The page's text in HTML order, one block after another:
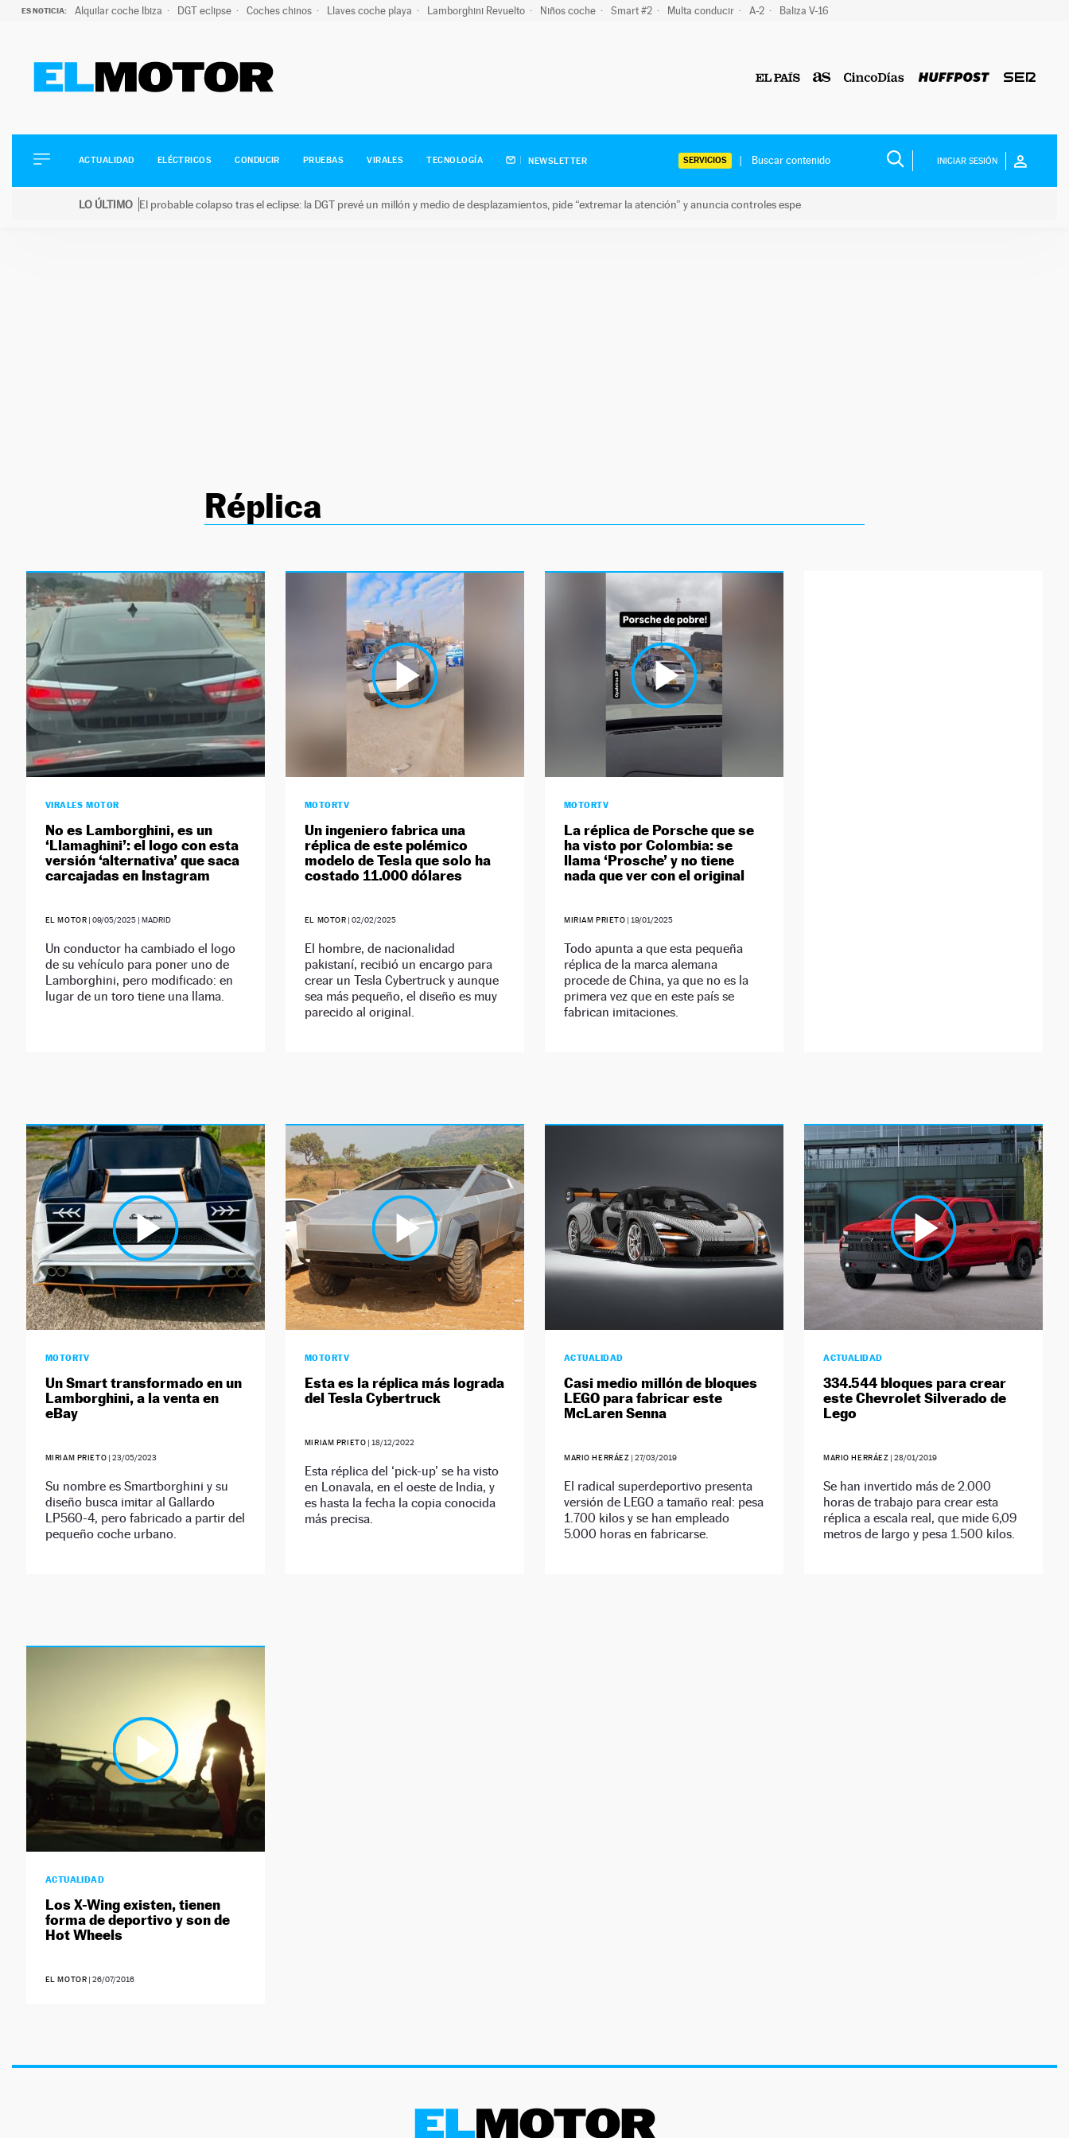
ES NOTICIA: Alquilar coche Ibiza DGT eclipse Coches chinos Llaves coche playa Lamborghini Revuelto Niños coche Smart #2 Multa conducir A-2 Baliza V-16
ELÉCTRICOS
CONDUCIR
ACTUALIDAD ELÉCTRICOS CONDUCIR PRUEBAS VIRALES TECNOLOGÍA NEWSLETTER SERVICIOS INICIAR SESIÓN
LO ÚLTIMO El probable colapso tras el eclipse: la DGT prevé un millón y medio de desplazamientos, pide “extremar la atención” y anuncia controles espe
Réplica
VIRALES MOTOR
No es Lamborghini, es un
‘Llamaghini’: el logo con esta
versión ‘alternativa’ que saca
carcajadas en Instagram
EL MOTOR |09/05/2025 | MADRID
Un conductor ha cambiado el logo
de su vehículo para poner uno de
Lamborghini, pero modificado: en
lugar de un toro tiene una llama.
MOTORTV
Un ingeniero fabrica una
réplica de este polémico
modelo de Tesla que solo ha
costado 11.000 dólares
EL MOTOR |02/02/2025
El hombre, de nacionalidad
pakistaní, recibió un encargo para
crear un Tesla Cybertruck y aunque
sea más pequeño, el diseño es muy
parecido al original.
MOTORTV
La réplica de Porsche que se
ha visto por Colombia: se
llama ‘Prosche’ y no tiene
nada que ver con el original
MIRIAM PRIETO | 19/01/2025
Todo apunta a que esta pequeña
réplica de la marca alemana
procede de China, ya que no es la
primera vez que en este país se
fabrican imitaciones.
MOTORTV
Un Smart transformado en un
Lamborghini, a la venta en
eBay
MIRIAM PRIETO |23/05/2023
Su nombre es Smartborghini y su
diseño busca imitar al Gallardo
LP560-4, pero fabricado a partir del
pequeño coche urbano.
MOTORTV
Esta es la réplica más lograda
del Tesla Cybertruck
MIRIAM PRIETO | 18/12/2022
Esta réplica del ‘pick-up’ se ha visto
en Lonavala, en el oeste de India, y
es hasta la fecha la copia conocida
más precisa.
ACTUALIDAD
Casi medio millón de bloques
LEGO para fabricar este
McLaren Senna
MARIO HERRÁEZ |27/03/2019
El radical superdeportivo presenta
versión de LEGO a tamaño real: pesa
1.700 kilos y se han empleado
5.000 horas en fabricarse.
ACTUALIDAD
334.544 bloques para crear
este Chevrolet Silverado de
Lego
MARIO HERRÁEZ |28/01/2019
Se han invertido más de 2.000
horas de trabajo para crear esta
réplica a escala real, que mide 6,09
metros de largo y pesa 1.500 kilos.
ACTUALIDAD
Los X-Wing existen, tienen
forma de deportivo y son de
Hot Wheels
EL MOTOR |26/07/2016